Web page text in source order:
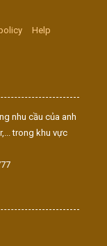
Help
nhu cầu của anh
trong khu vực